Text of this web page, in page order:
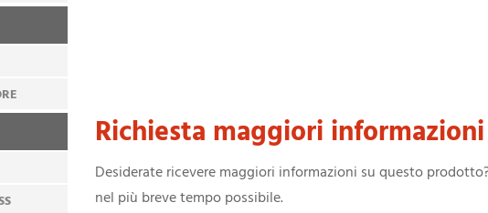
Richiesta maggiori
Desiderate ricevere maggiori informazioni su questo
nel più breve tempo possibile.